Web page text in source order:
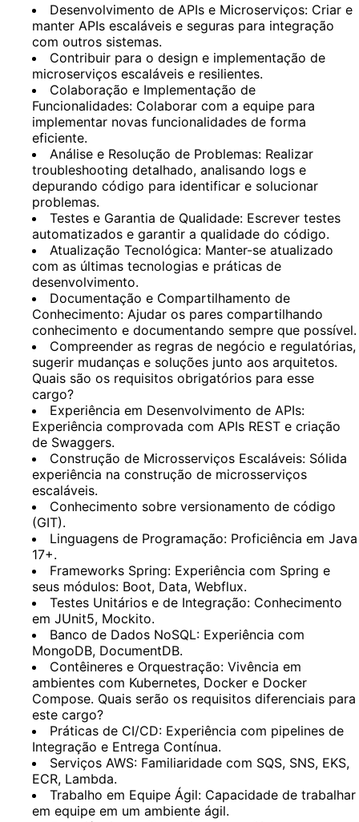
Desenvolvimento de APIs e Microserviços: Criar e
manter APIs escaláveis e seguras para integração
com outros sistemas.
Contribuir para o design e implementação de
microserviços escaláveis e resilientes.
Colaboração e Implementação de
Funcionalidades: Colaborar com a equipe para
implementar novas funcionalidades de forma
eficiente.
Análise e Resolução de Problemas: Realizar
troubleshooting detalhado, analisando logs e
depurando código para identificar e solucionar
problemas.
Testes e Garantia de Qualidade: Escrever testes
automatizados e garantir a qualidade do código.
Atualização Tecnológica: Manter-se atualizado
com as últimas tecnologias e práticas de
desenvolvimento.
Documentação e Compartilhamento de
Conhecimento: Ajudar os pares compartilhando
conhecimento e documentando sempre que possível.
Compreender as regras de negócio e regulatórias,
sugerir mudanças e soluções junto aos arquitetos.
Quais são os requisitos obrigatórios para esse
cargo?
Experiência em Desenvolvimento de APIs:
Experiência comprovada com APIs REST e criação
de Swaggers.
Construção de Microsserviços Escaláveis: Sólida
experiência na construção de microsserviços
escaláveis.
Conhecimento sobre versionamento de código
(GIT).
Linguagens de Programação: Proficiência em Java
17+.
Frameworks Spring: Experiência com Spring e
seus módulos: Boot, Data, Webflux.
Testes Unitários e de Integração: Conhecimento
em JUnit5, Mockito.
Banco de Dados NoSQL: Experiência com
MongoDB, DocumentDB.
Contêineres e Orquestração: Vivência em
ambientes com Kubernetes, Docker e Docker
Compose. Quais serão os requisitos diferenciais para
este cargo?
Práticas de CI/CD: Experiência com pipelines de
Integração e Entrega Contínua.
Serviços AWS: Familiaridade com SQS, SNS, EKS,
ECR, Lambda.
Trabalho em Equipe Ágil: Capacidade de trabalhar
em equipe em um ambiente ágil.